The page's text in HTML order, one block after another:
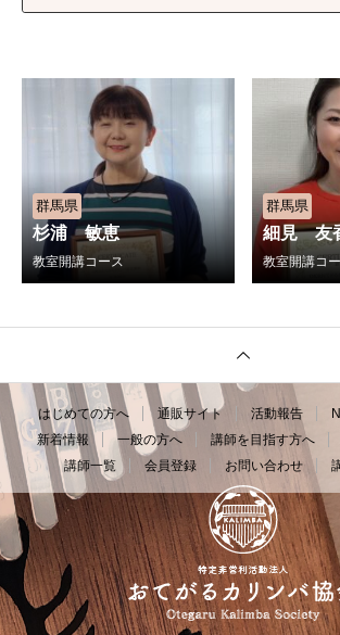
群馬県
杉浦 敏恵
教室開講コース
群馬県
細見 友
教室開講コ
はじめての方へ 通販サイト 活動報告
新着情報
一般の方へ 講師を目指す方へ
講師一覧
会員登録 お問い合わせ